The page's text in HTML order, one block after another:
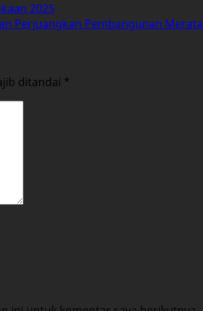
2025
Perjuangkan Pembangunan Merata
ditandai *